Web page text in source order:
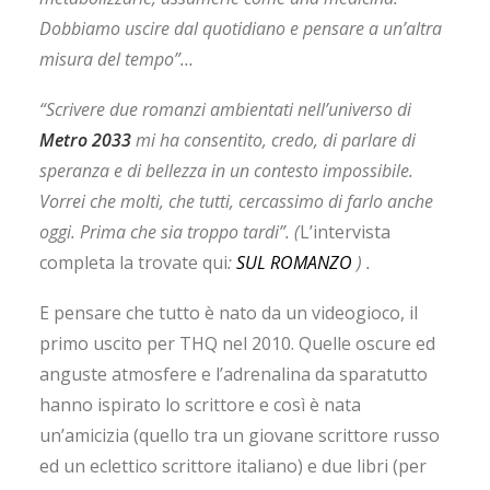
Dobbiamo uscire dal quotidiano e pensare a un’altra
misura del tempo”…
“Scrivere due romanzi ambientati nell’universo di
Metro 2033mi ha consentito, credo, di parlare di
speranza e di bellezza in un contesto impossibile.
Vorrei che molti, che tutti, cercassimo di farlo anche
oggi. Prima che sia troppo tardi”. (L’intervista
completa la trovate qui:SUL ROMANZO ) .
E pensare che tutto è nato da un videogioco, il
primo uscito per THQ nel 2010. Quelle oscure ed
anguste atmosfere e l’adrenalina da sparatutto
hanno ispirato lo scrittore e così è nata
un’amicizia (quello tra un giovane scrittore russo
ed un eclettico scrittore italiano) e due libri (per